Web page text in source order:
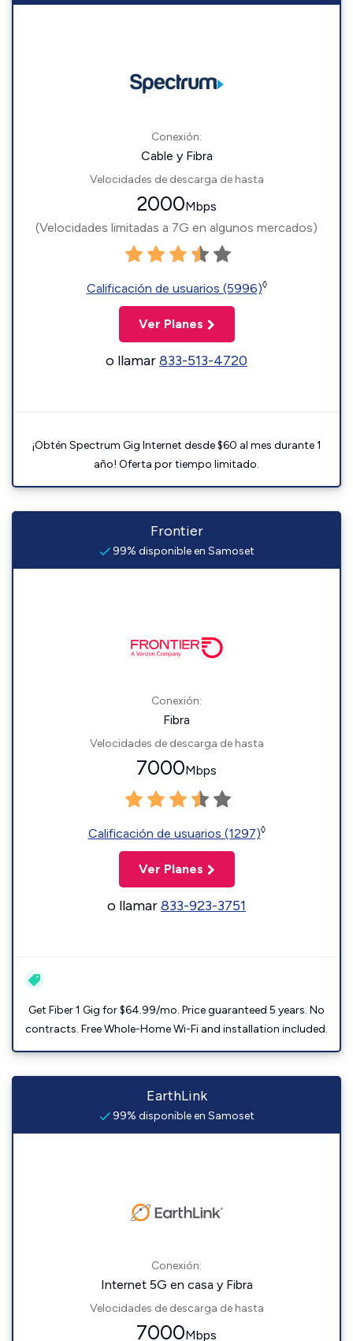
Conexión:
Cable y Fibra
Velocidades de descarga de hasta
2000Mbps
(Velocidades limitadas a 7G en algunos mercados)
Calificación de usuarios (5996)◊
Ver Planes
o llamar833-513-4720
¡Obtén Spectrum Gig Internet desde $60 al mes durante 1
año! Oferta por tiempo limitado.
Frontier
99% disponible en Samoset
Conexión:
Fibra
Velocidades de descarga de hasta
7000Mbps
Calificación de usuarios (1297)◊
Ver Planes
o llamar833-923-3751
Get Fiber 1 Gig for $64.99/mo. Price guaranteed 5 years. No
contracts. Free Whole-Home Wi-Fi and installation included.
EarthLink
99% disponible en Samoset
Conexión:
Internet 5G en casa y Fibra
Velocidades de descarga de hasta
7000Mbps